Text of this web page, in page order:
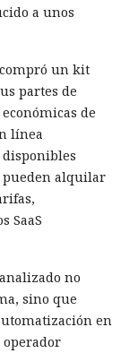
a unos
un kit
partes de
de
línea
pueden alquilar
SaaS
no
sino que
en
operador